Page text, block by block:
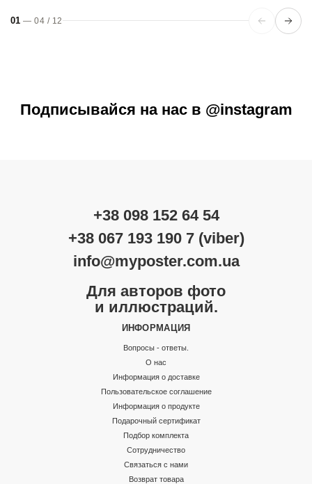
01 —04 / 12
Подписывайся на нас в @instagram
+38 098 152 64 54
+38 067 193 190 7 (viber)
info@myposter.com.ua
Для авторов фото
и иллюстраций.
ИНФОРМАЦИЯ
Вопросы - ответы.
О нас
Информация о доставке
Пользовательское соглашение
Информация о продукте
Подарочный сертификат
Подбор комплекта
Сотрудничество
Связаться с нами
Возврат товара